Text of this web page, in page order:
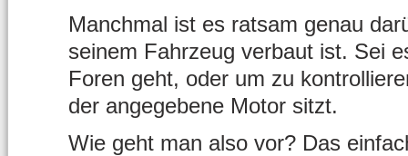
Manchmal ist es ratsam genau
seinem Fahrzeug verbaut ist. Sei
Foren geht, oder um zu
der angegebene Motor sitzt.
Wie geht man also vor? Das